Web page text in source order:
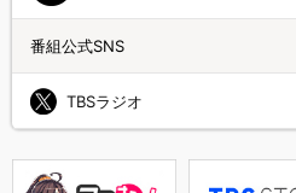
番組公式SNS
TBSラジオ